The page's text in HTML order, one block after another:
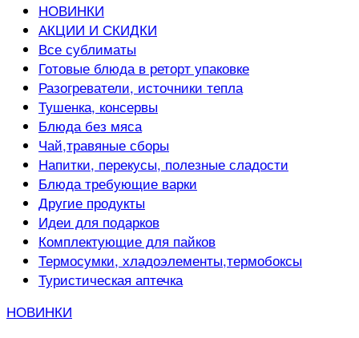
НОВИНКИ
АКЦИИ И СКИДКИ
Все сублиматы
Готовые блюда в реторт упаковке
Разогреватели, источники тепла
Тушенка, консервы
Блюда без мяса
Чай,травяные сборы
Напитки, перекусы, полезные сладости
Блюда требующие варки
Другие продукты
Идеи для подарков
Комплектующие для пайков
Термосумки, хладоэлементы,термобоксы
Туристическая аптечка
НОВИНКИ